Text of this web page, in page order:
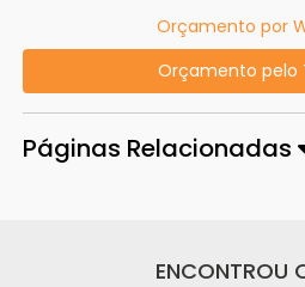
Orçamento por
Orçamento pelo
Páginas Relacionadas
ENCONTROU